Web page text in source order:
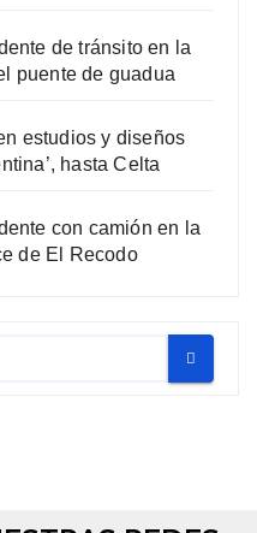
de tránsito en la
puente de guadua
estudios y diseños
hasta Celta
con camión en la
de El Recodo